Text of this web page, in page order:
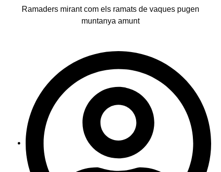
Ramaders mirant com els ramats de vaques pugen
muntanya amunt